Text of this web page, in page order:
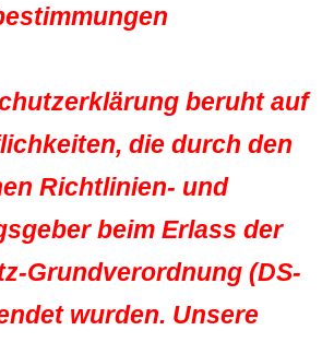
beruht auf
die durch den
Richtlinien- und
beim Erlass der
Grundverordnung (DS-
wurden. Unsere